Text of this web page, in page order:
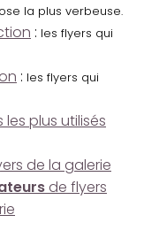
la plus verbeuse.
: les flyers qui
: les flyers qui
les plus utilisés
de la galerie
de flyers